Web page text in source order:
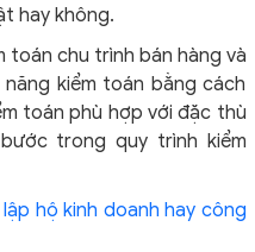
hay không.
toán chu trình bán hàng và
kiểm toán bằng cách
toán phù hợp với đặc thù
trong quy trình kiểm
hộ kinh doanh hay công